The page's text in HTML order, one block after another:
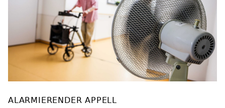
ALARMIERENDER APPELL